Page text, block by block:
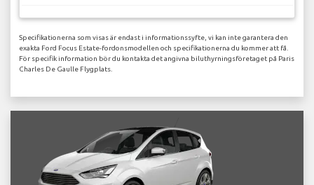
Specifikationerna som visas är endast i informationssyfte, vi kan inte garantera den
exakta Ford Focus Estate-fordonsmodellen och specifikationerna du kommer att få.
För specifik information bör du kontakta det angivna biluthyrningsföretaget på Paris
Charles De Gaulle Flygplats.